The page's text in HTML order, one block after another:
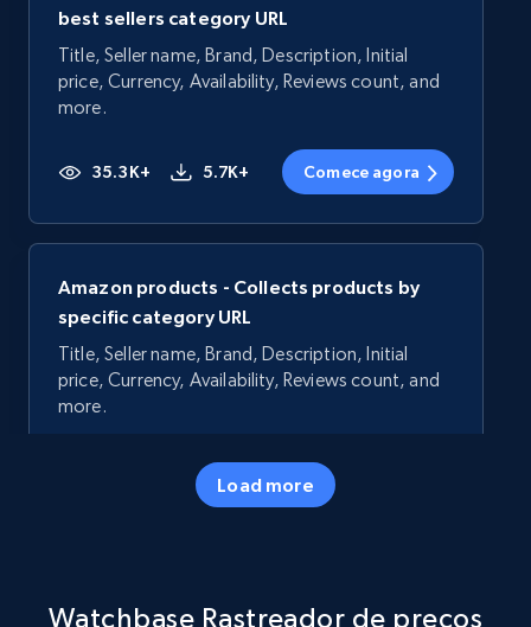
best sellers category URL
Title, Seller name, Brand, Description, Initial
price, Currency, Availability, Reviews count, and
more.
35.3K+ 5.7K+ Comece agora
Amazon products - Collects products by
specific category URL
Title, Seller name, Brand, Description, Initial
price, Currency, Availability, Reviews count, and
more.
5.7K+ Comece agora
specific keywords
Load more
Watchbase Rastreador de preços